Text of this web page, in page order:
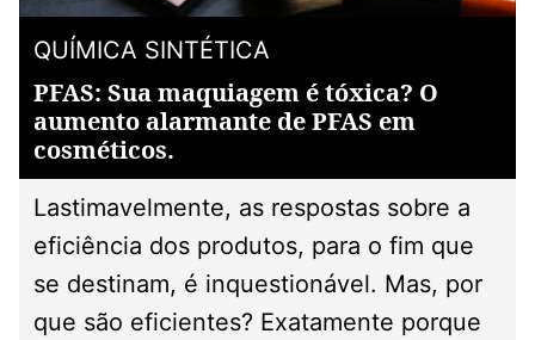
QUÍMICA SINTÉTICA
PFAS: Sua maquiagem é tóxica? O
aumento alarmante de PFAS em
cosméticos.
Lastimavelmente, as respostas sobre a
eficiência dos produtos, para o fim que
se destinam, é inquestionável. Mas, por
que são eficientes? Exatamente porque